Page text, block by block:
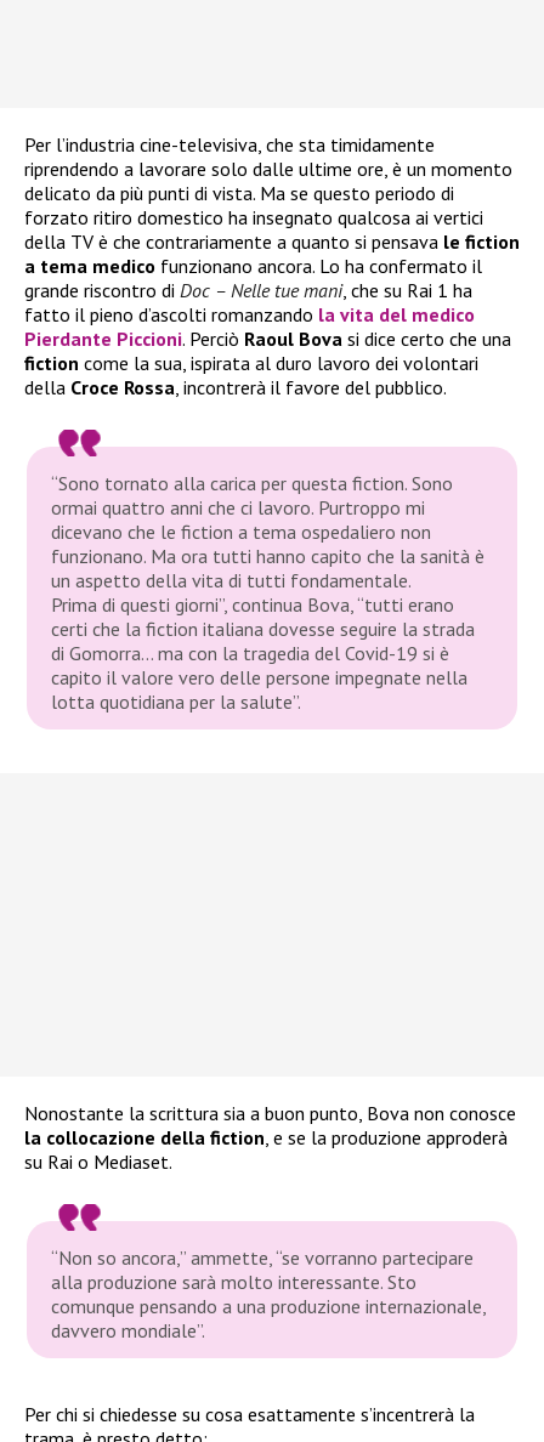
Per l’industria cine-televisiva, che sta timidamente
riprendendo a lavorare solo dalle ultime ore, è un momento
delicato da più punti di vista. Ma se questo periodo di
forzato ritiro domestico ha insegnato qualcosa ai vertici
della TV è che contrariamente a quanto si pensava le fiction
a tema medico funzionano ancora. Lo ha confermato il
grande riscontro di Doc – Nelle tue mani, che su Rai 1 ha
fatto il pieno d’ascolti romanzando la vita del medico
Pierdante Piccioni. Perciò Raoul Bova si dice certo che una
fiction come la sua, ispirata al duro lavoro dei volontari
della Croce Rossa , incontrerà il favore del pubblico.
“Sono tornato alla carica per questa fiction. Sono
ormai quattro anni che ci lavoro. Purtroppo mi
dicevano che le fiction a tema ospedaliero non
funzionano. Ma ora tutti hanno capito che la sanità è
un aspetto della vita di tutti fondamentale.
Prima di questi giorni”, continua Bova,“tutti erano
certi che la fiction italiana dovesse seguire la strada
di Gomorra… ma con la tragedia del Covid-19 si è
capito il valore vero delle persone impegnate nella
lotta quotidiana per la salute”.
Nonostante la scrittura sia a buon punto, Bova non conosce
la collocazione della fiction , e se la produzione approderà
su Rai o Mediaset.
“Non so ancora,” ammette,“se vorranno partecipare
alla produzione sarà molto interessante. Sto
comunque pensando a una produzione internazionale,
davvero mondiale”.
Per chi si chiedesse su cosa esattamente s’incentrerà la